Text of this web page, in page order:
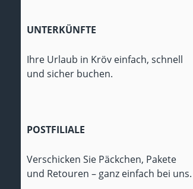
UNTERKÜNFTE
Ihre Urlaub in Kröv einfach, schnell
und sicher buchen.
POSTFILIALE
Verschicken Sie Päckchen, Pakete
und Retouren – ganz einfach bei uns.